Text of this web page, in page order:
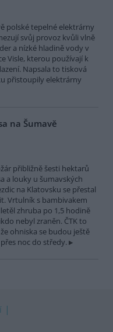
polské tepelné elektrárny
svůj provoz kvůli vlně
a nízké hladině vody v
Visle, kterou používají k
Napsala to tisková
přistoupily elektrárny
na Šumavě
přibližně šesti hektarů
a louky u šumavských
na Klatovsku se přestal
Vrtulník s bambivakem
zhruba po 1,5 hodině
nebyl zraněn. ČTK to
ohniska se budou ještě
noc do středy.